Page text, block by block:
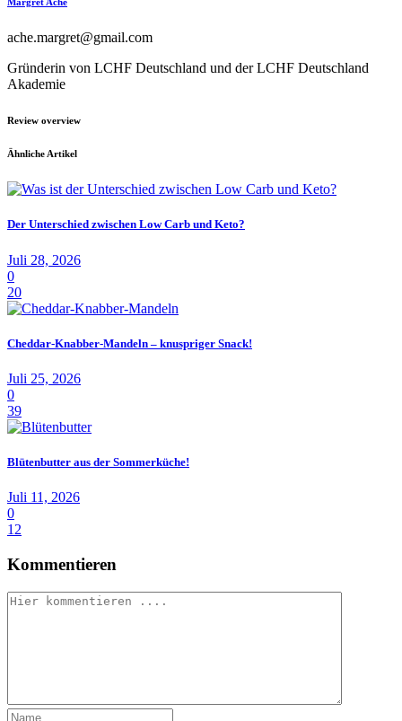
Margret Ache
ache.margret@gmail.com
Gründerin von LCHF Deutschland und der LCHF Deutschland
Akademie
Review overview
Ähnliche Artikel
Der Unterschied zwischen Low Carb und Keto?
Juli 28, 2026
0
20
Cheddar-Knabber-Mandeln – knuspriger Snack!
Juli 25, 2026
0
39
Blütenbutter aus der Sommerküche!
Juli 11, 2026
0
12
Kommentieren